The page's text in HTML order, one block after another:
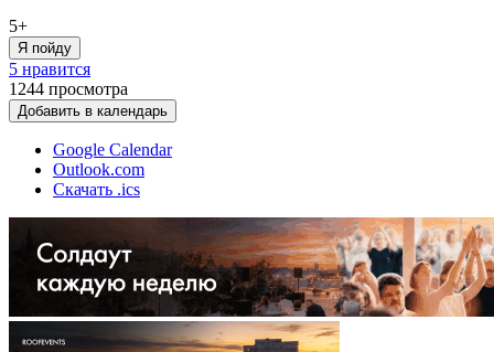
5+
Я пойду
5 нравится
1244 просмотра
Добавить в календарь
Google Calendar
Outlook.com
Скачать .ics